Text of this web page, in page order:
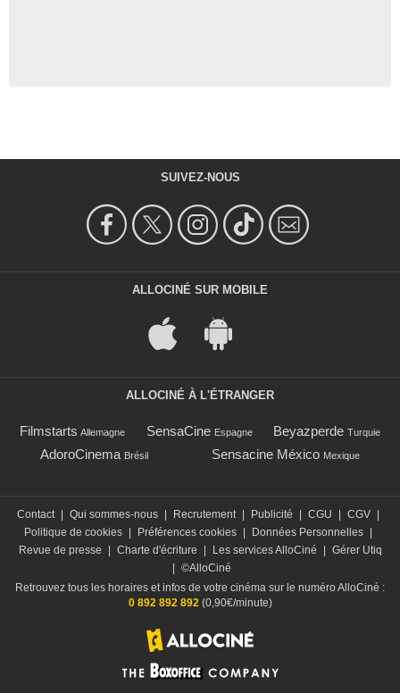
SUIVEZ-NOUS
ALLOCINÉ SUR MOBILE
ALLOCINÉ À L'ÉTRANGER
Filmstarts Allemagne SensaCine Espagne Beyazperde Turquie
AdoroCinema Brésil Sensacine México Mexique
Contact Qui sommes-nous Recrutement Publicité CGU CGV
Politique de cookies
Préférences cookies Données Personnelles
Revue de presse
Charte d'écriture Les services AlloCiné
Gérer Utiq
©AlloCiné
Retrouvez tous les horaires et infos de votre cinéma sur le numéro AlloCiné :
0 892 892 892(0,90€/minute)